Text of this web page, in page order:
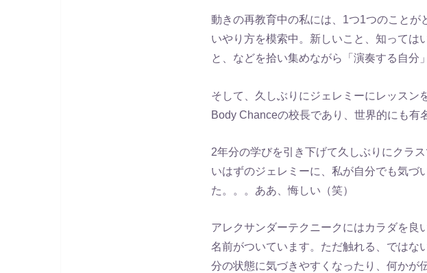
動きの再教育中の私には、1つ1つのことが
いやり方を模索中。新しいこと、知っては
と、などを拾い集めながら「演奏する自分
そして、久しぶりにジェレミーにレッスン
Body Chanceの校長であり、世界的にも有
2年分の学びを引き下げて久しぶりにクラ
いはずのジェレミーに、私が自分でも気づ
た。。。ああ、悔しい（笑）
アレクサンダーテクニークにはカラダを良
名前がついています。ただ触れる、ではな
分の状態に気づきやすくなったり、何かが